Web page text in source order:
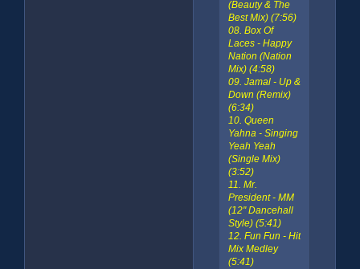
(Beauty & The
Best Mix) (7:56)
08. Box Of
Laces - Happy
Nation (Nation
Mix) (4:58)
09. Jamal - Up &
Down (Remix)
(6:34)
10. Queen
Yahna - Singing
Yeah Yeah
(Single Mix)
(3:52)
11. Mr.
President - MM
(12'' Dancehall
Style) (5:41)
12. Fun Fun - Hit
Mix Medley
(5:41)